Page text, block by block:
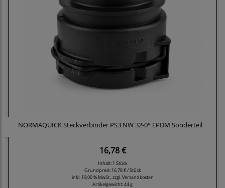
NORMAQUICK Steckverbinder PS3 NW 32-0° EPDM Sonderteil
16,78 €
Inhalt: 1 Stück
Grundpreis: 16,78 € / Stück
inkl. 19,00 % MwSt., zzgl.Versandkosten
Artikelgewicht: 44 g